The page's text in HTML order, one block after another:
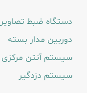
دستگاه ضبط تصاویر
دوربین مدار بسته
سیستم آنتن مرکزی
سیستم دزدگیر